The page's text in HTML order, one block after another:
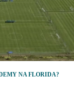
NA FLORIDA?